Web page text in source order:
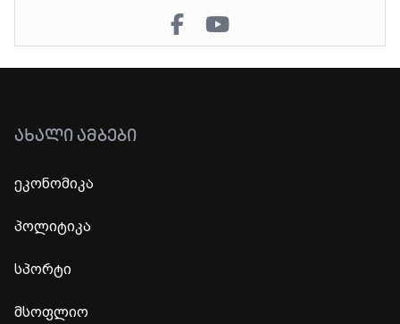
ᲐᲮᲐᲚᲘ ᲐᲛᲑᲔᲑᲘ
ეკონომიკა
პოლიტიკა
სპორტი
მსოფლიო